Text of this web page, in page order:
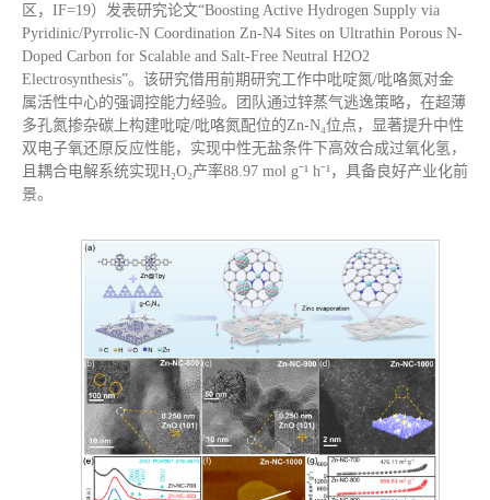
区，IF=19）发表研究论文“Boosting Active Hydrogen Supply via
Pyridinic/Pyrrolic-N Coordination Zn-N4 Sites on Ultrathin Porous N-
Doped Carbon for Scalable and Salt-Free Neutral H2O2
Electrosynthesis”。该研究借用前期研究工作中吡啶氮/吡咯氮对金
属活性中心的强调控能力经验。团队通过锌蒸气逃逸策略，在超薄
多孔氮掺杂碳上构建吡啶/吡咯氮配位的Zn-N₄位点，显著提升中性
双电子氧还原反应性能，实现中性无盐条件下高效合成过氧化氢，
且耦合电解系统实现H₂O₂产率88.97 mol g⁻¹ h⁻¹，具备良好产业化前
景。